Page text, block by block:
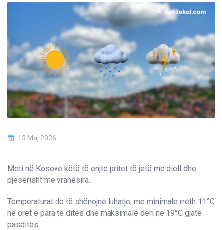
13 Maj 2026
Moti në Kosovë këtë të enjte pritet të jetë me diell dhe
pjesërisht me vranësira.
Temperaturat do të shënojnë luhatje, me minimale rreth 11°C
në orët e para të ditës dhe maksimale deri në 19°C gjatë
pasdites.